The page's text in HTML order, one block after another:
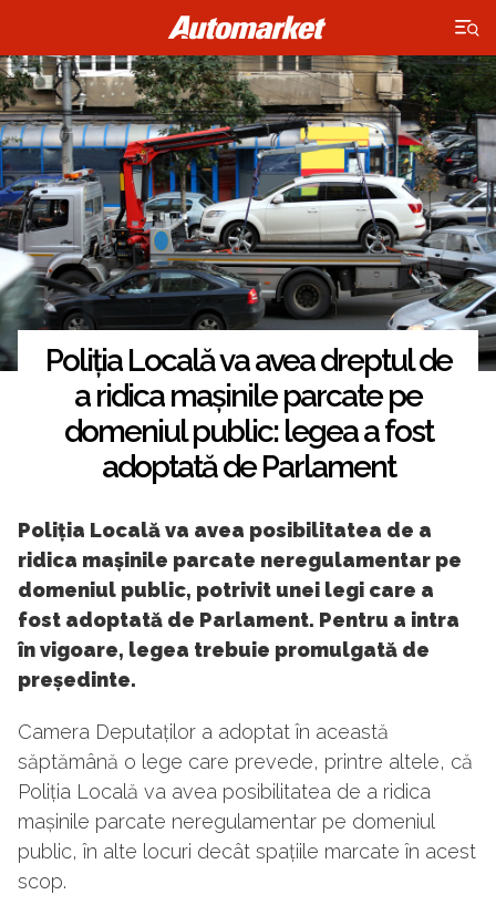
×
Poliția Locală va avea dreptul de
a ridica mașinile parcate pe
domeniul public: legea a fost
adoptată de Parlament
Poliția Locală va avea posibilitatea de a
ridica mașinile parcate neregulamentar pe
domeniul public, potrivit unei legi care a
fost adoptată de Parlament. Pentru a intra
în vigoare, legea trebuie promulgată de
președinte.
Camera Deputaților a adoptat în această
săptămână o lege care prevede, printre altele, că
Poliția Locală va avea posibilitatea de a ridica
mașinile parcate neregulamentar pe domeniul
public, în alte locuri decât spațiile marcate în acest
scop.